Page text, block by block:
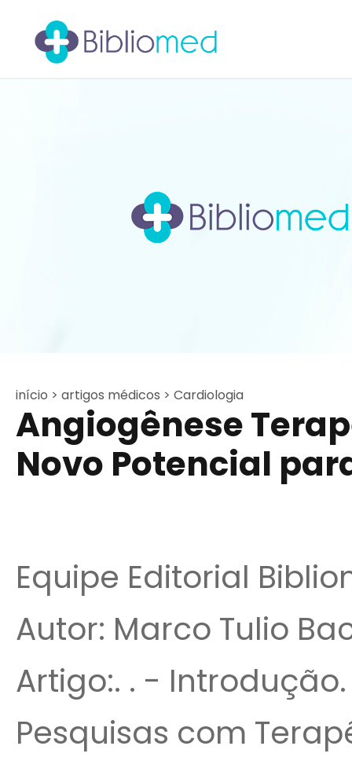
início > artigos médicos > Cardiologia
Angiogênese
Novo Potencial
Equipe Editorial
Autor: Marco Tulio
Artigo:. . -
Pesquisas com